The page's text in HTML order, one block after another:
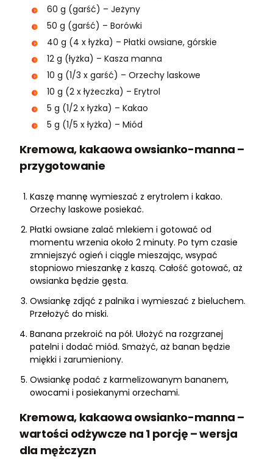
60 g (garść) – Jeżyny
50 g (garść) – Borówki
40 g (4 x łyżka) – Płatki owsiane, górskie
12 g (łyżka) – Kasza manna
10 g (1/3 x garść) – Orzechy laskowe
10 g (2 x łyżeczka) – Erytrol
5 g (1/2 x łyżka) – Kakao
5 g (1/5 x łyżka) – Miód
Kremowa, kakaowa owsianko-manna –
przygotowanie
Kaszę mannę wymieszać z erytrolem i kakao.
Orzechy laskowe posiekać.
Płatki owsiane zalać mlekiem i gotować od
momentu wrzenia około 2 minuty. Po tym czasie
zmniejszyć ogień i ciągle mieszając, wsypać
stopniowo mieszankę z kaszą. Całość gotować, aż
owsianka będzie gęsta.
Owsiankę zdjąć z palnika i wymieszać z bieluchem.
Przełożyć do miski.
Banana przekroić na pół. Ułożyć na rozgrzanej
patelni i dodać miód. Smażyć, aż banan będzie
miękki i zarumieniony.
Owsiankę podać z karmelizowanym bananem,
owocami i posiekanymi orzechami.
Kremowa, kakaowa owsianko-manna –
wartości odżywcze na 1 porcję – wersja
dla mężczyzn